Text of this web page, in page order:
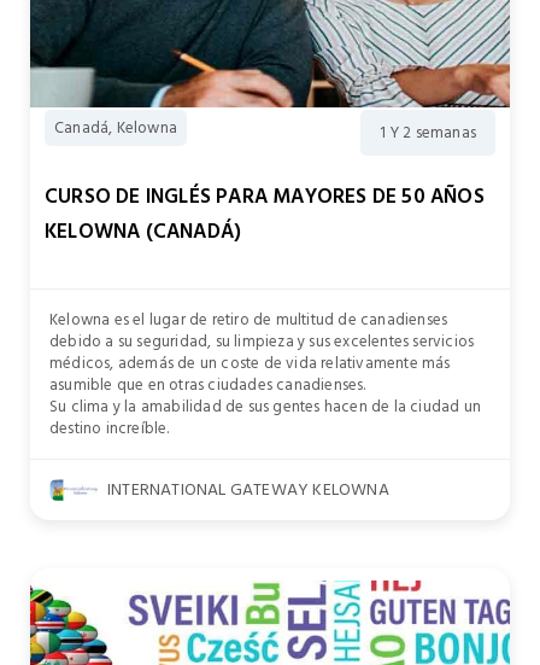
Canadá, Kelowna 1 Y 2 semanas
CURSO DE INGLÉS PARA MAYORES DE 50 AÑOS
KELOWNA (CANADÁ)
Kelowna es el lugar de retiro de multitud de canadienses
debido a su seguridad, su limpieza y sus excelentes servicios
médicos, además de un coste de vida relativamente más
asumible que en otras ciudades canadienses.
Su clima y la amabilidad de sus gentes hacen de la ciudad un
destino increíble.
INTERNATIONAL GATEWAY KELOWNA